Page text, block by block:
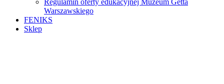
Warszawskiego
FENIKS
Sklep